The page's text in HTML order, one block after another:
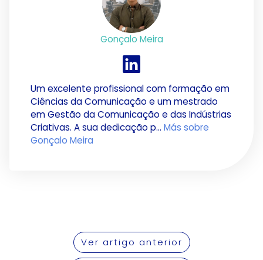
Gonçalo Meira
Um excelente profissional com formação em
Ciências da Comunicação e um mestrado
em Gestão da Comunicação e das Indústrias
Criativas. A sua dedicação p... Más sobre
Gonçalo Meira
Ver artigo anterior